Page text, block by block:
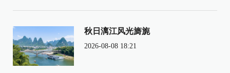
秋日漓江风光旖旎
2026-08-08 18:21